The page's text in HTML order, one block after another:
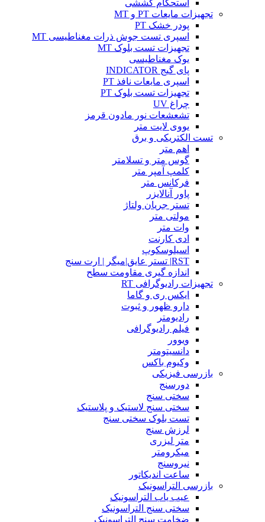
استحکام کششی
تجهیزات مایعات PT و MT
پودر خشک PT
اسپری تست جوش ذرات مغناطیسی MT
تجهیزات تست بلوک MT
یوک مغناطیسی
پای گیج INDICATOR
اسپری مایعات نافذ PT
تجهیزات تست بلوک PT
چراغ UV
تشعشعات نور مادون قرمز
یووی لایت متر
تست الکتریکی و برق
اهم متر
گوس متر و تسلامتر
کلمپ آمپر متر
فرکانس متر
پاور آنالایزر
تستر جریان ولتاژ
مولتی متر
وات متر
ادی کارنت
اسیلوسکوپ
RST| تستر عایق|میگر | ارت سنج
اندازه گیری مقاومت سطح
تجهیزات رادیوگرافی RT
ایکس ری و گاما
دارو ظهور و ثبوت
رادیومتر
فیلم رادیوگرافی
ویوور
دانسیتومتر
وکیوم باکس
بازرسی فیزیکی
دورسنج
سختی سنج
سختی سنج لاستیک و پلاستیک
تست بلوک سختی سنج
لرزش سنج
متر لیزری
میکرومتر
نیروسنج
ساعت اندیکاتور
بازرسی التراسونیک
عیب یاب التراسونیک
سختی سنج التراسونیک
ضخامت سنج التراسونیک